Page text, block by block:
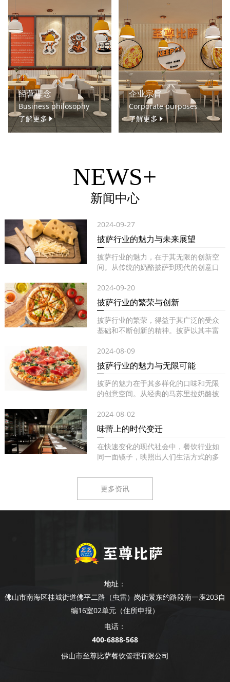
经营理念
Business philosophy
了解更多
企业宗旨
Corporate purposes
了解更多
NEWS+
新闻中心
2024-09-27
披萨行业的魅力与未来展望
披萨行业的魅力，在于其无限的创新空
间。从传统的奶酪披萨到现代的创意口
2024-09-20
披萨行业的繁荣与创新
披萨行业的繁荣，得益于其广泛的受众
基础和不断创新的精神。披萨以其丰富
2024-08-09
披萨行业的魅力与无限可能
披萨的魅力在于其多样化的口味和无限
的创意空间。从经典的马苏里拉奶酪披
2024-08-02
味蕾上的时代变迁
在快速变化的现代社会中，餐饮行业如
同一面镜子，映照出人们生活方式的多
更多资讯
地址：
佛山市南海区桂城街道佛平二路（虫雷）岗街景东约路段南一座203自
编16室02单元（住所申报）
电话：
400-6888-568
佛山市至尊比萨餐饮管理有限公司